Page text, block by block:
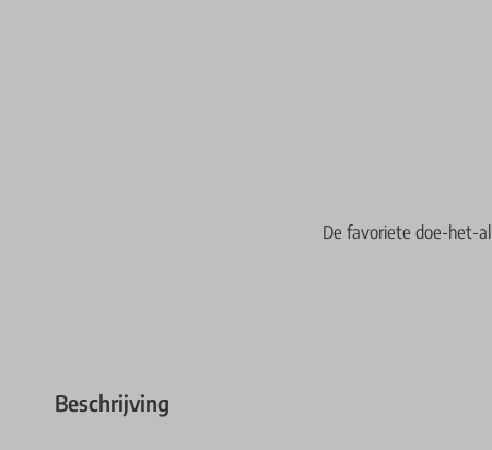
De favoriete doe-het-
Beschrijving